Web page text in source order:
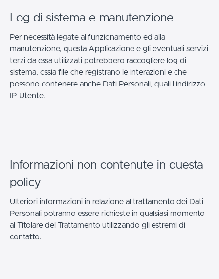
Log di sistema e manutenzione
Per necessità legate al funzionamento ed alla
manutenzione, questa Applicazione e gli eventuali servizi
terzi da essa utilizzati potrebbero raccogliere log di
sistema, ossia file che registrano le interazioni e che
possono contenere anche Dati Personali, quali l’indirizzo
IP Utente.
Informazioni non contenute in questa
policy
Ulteriori informazioni in relazione al trattamento dei Dati
Personali potranno essere richieste in qualsiasi momento
al Titolare del Trattamento utilizzando gli estremi di
contatto.